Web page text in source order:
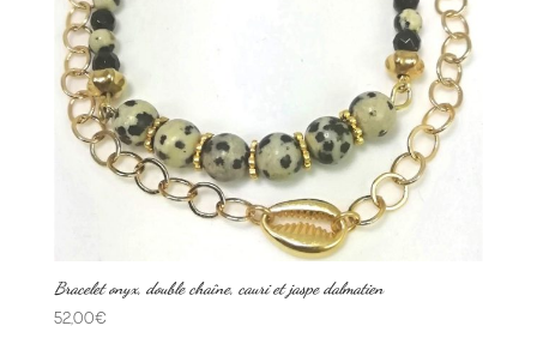
Bracelet onyx, double chaîne, cauri et jaspe dalmatien
52,00€